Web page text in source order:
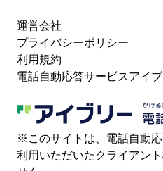
運営会社
プライバシーポリシー
利用規約
電話自動応答サービスアイ
※このサイトは、電話自動
利用いただいたクライアン